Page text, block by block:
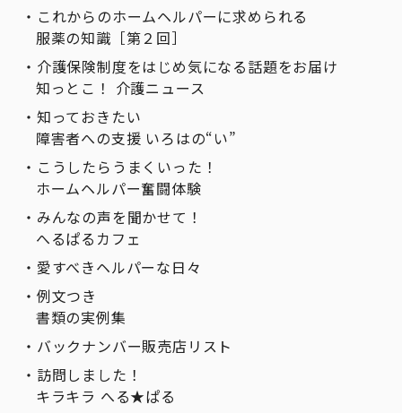
これからのホームヘルパーに求められる
服薬の知識［第２回］
介護保険制度をはじめ気になる話題をお届け
知っとこ！ 介護ニュース
知っておきたい
障害者への支援 いろはの“い”
こうしたらうまくいった！
ホームヘルパー奮闘体験
みんなの声を聞かせて！
へるぱるカフェ
愛すべきヘルパーな日々
例文つき
書類の実例集
バックナンバー販売店リスト
訪問しました！
キラキラ へる★ぱる